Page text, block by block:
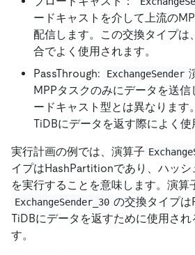
ードキャストを介して上流の
配信します。この交換タイプは
合でよく使用されます。
PassThrough:
ExchangeSender
MPPタスクのみにデータを送信
ードキャスト型とは異なります
TiDBにデータを返す際によく使
実行計画の例では、演算子
イプはHashPartitionであり、ハッシ
を実行することを意味します。演算
ExchangeSender_30 の交換タイプは
TiDBにデータを返すために使用され
す。